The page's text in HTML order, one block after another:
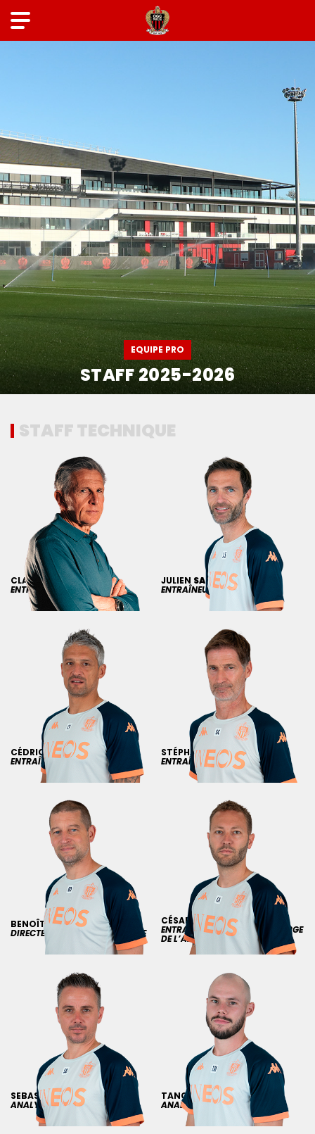
EQUIPE PRO
STAFF 2025-2026
STAFF TECHNIQUE
CLAUDEPUEL
ENTRAÎNEUR
JULIEN SABLÉ
ENTRAÎNEUR ADJOINT
CÉDRICVARRAULT
ENTRAÎNEUR ADJOINT
STÉPHANECASSARD
ENTRAÎNEUR DES GARDIENS
BENOÎT DELAVAL
DIRECTEUR DE LA PERFORMANCE
CÉSARARGHIRUDIS
ENTRAÎNEUR ADJOINT EN CHARGE
DE L’ANALYSE DU JEU
SEBASTIENBESOMBES
ANALYSTE VIDÉO
TANGUYMICHEL
ANALYSTE VIDÉO